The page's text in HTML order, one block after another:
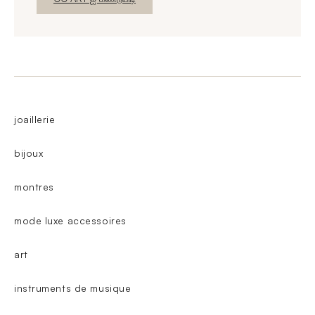
joaillerie
bijoux
montres
mode luxe accessoires
art
instruments de musique